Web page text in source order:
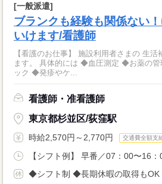
[一般派遣]
ブランクも経験も関係ない
いけます/看護師
【看護のお仕事】 施設利用者さまの 生
ます。 具体的には ◆血圧測定 ◆お薬の管理や準備 ◆バイタルチェ
ック ◆発疹やケ...
看護師・准看護師
東京都杉並区/荻窪駅
時給2,570円～2,770円 交通費全額支
【シフト例】 早番／07：00〜16：
◆シフト制 ◆長期休暇の取得もOK